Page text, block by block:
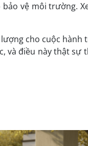
vệ môi trường.
cho cuộc hành
và điều này thật